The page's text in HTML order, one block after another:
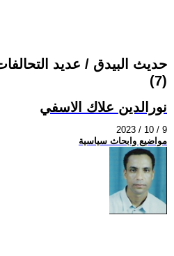
حديث البيدق / عديد
(7)
نورالدين علاك الاسفي
2023 / 10 / 9
مواضيع وابحاث سياسية